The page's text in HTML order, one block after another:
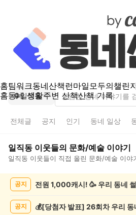
홈팀워크동네산책런마일모두의챌린
홈동네 생활주변 산책산책 기록
일직동
전체글 공지 인기 동네 일상
일직동 이웃들의 문화/예술 이야기
일직동 이웃들이 직접 올린 문화/예술 이야
공지 전원 1,000캐시! 🥳 우리 동네
공지